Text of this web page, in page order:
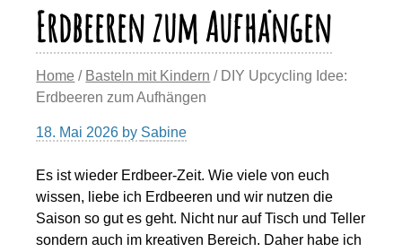
Erdbeeren zum Aufhängen
Home / Basteln mit Kindern / DIY Upcycling Idee:
Erdbeeren zum Aufhängen
18. Mai 2026 by Sabine
Es ist wieder Erdbeer-Zeit. Wie viele von euch
wissen, liebe ich Erdbeeren und wir nutzen die
Saison so gut es geht. Nicht nur auf Tisch und Teller
sondern auch im kreativen Bereich. Daher habe ich